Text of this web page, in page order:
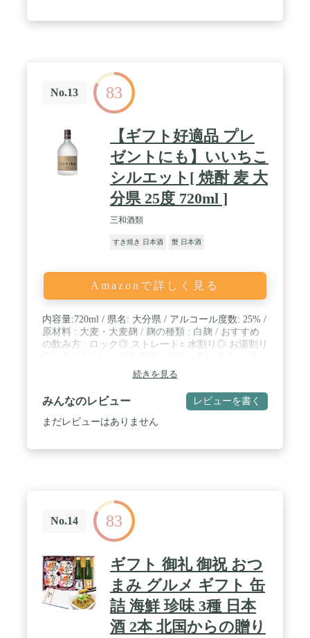
No.13 83
【ギフト好適品 プレ
ゼントにも】いいちこ
シルエット[ 焼酎 麦 大
分県 25度 720ml ]
三和酒類
すき焼き 日本酒 蟹 日本酒
Amazonで詳しく見る
内容量:720ml / 県名: 大分県 / アルコール度数: 25% /
原材料 : 大麦・大麦麹 / 麹の種類 : 白麹 / おすすめ
の飲み方 : ロック◎ ストレート○ 水割り◎ お湯割り
いちこ」です。 / 原産国:日本
続きを見る
みんなのレビュー レビューを書く
まだレビューはありません
No.14 83
ギフト 御礼 御祝 おつ
まみ グルメ ギフト 缶
詰 海鮮 珍味 3種 日本
酒 2本 北国からの贈り